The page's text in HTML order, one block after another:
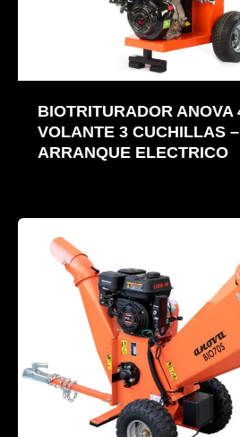
BIOTRITURADOR ANOVA
VOLANTE 3 CUCHILLAS
ARRANQUE ELECTRICO